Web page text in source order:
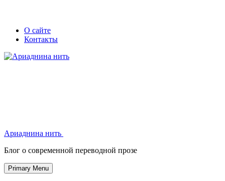
Skip
Secondary
left
navigation
Secondary
right
navigation
О сайте
Контакты
Ариаднина нить
Блог о современной переводной прозе
Primary Menu